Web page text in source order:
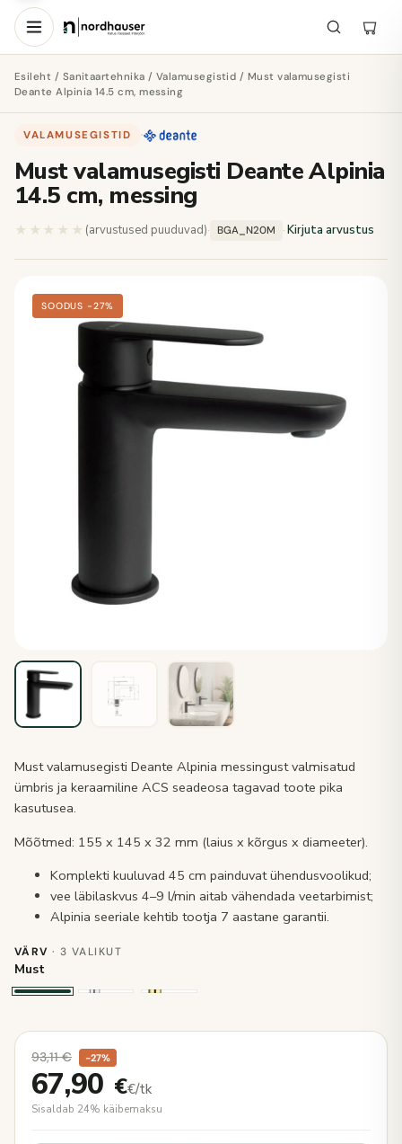
Esileht / Sanitaartehnika / Valamusegistid / Must valamusegisti
Deante Alpinia 14.5 cm, messing
VALAMUSEGISTID ·
Must valamusegisti Deante Alpinia
14.5 cm, messing
★★★★★ ★★★★★
(arvustused puuduvad)· BGA_N20M ·Kirjuta arvustus
SOODUS −27%
Must valamusegisti Deante Alpinia messingust valmisatud
ümbris ja keraamiline ACS seadeosa tagavad toote pika
kasutusea.
Mõõtmed: 155 x 145 x 32 mm (laius x kõrgus x diameeter).
Komplekti kuuluvad 45 cm painduvat ühendusvoolikud;
vee läbilaskvus 4–9 l/min aitab vähendada veetarbimist;
Alpinia seeriale kehtib tootja 7 aastane garantii.
VÄRV · 3 VALIKUT
Must
93,11€ −27%
67,90 €€/tk
Sisaldab 24% käibemaksu